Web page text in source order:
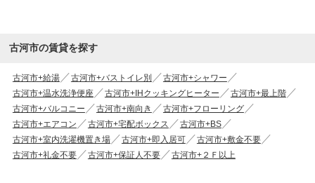
古河市の賃貸を探す
古河市+給湯 古河市+バストイレ別
古河市+シャワー
古河市+温水洗浄便座
古河市+IHクッキングヒーター
古河市+最上階
古河市+バルコニー
古河市+南向き
古河市+フローリング
古河市+エアコン
古河市+宅配ボックス
古河市+BS
古河市+室内洗濯機置き場
古河市+即入居可
古河市+敷金不要
古河市+礼金不要
古河市+保証人不要 古河市+２Ｆ以上